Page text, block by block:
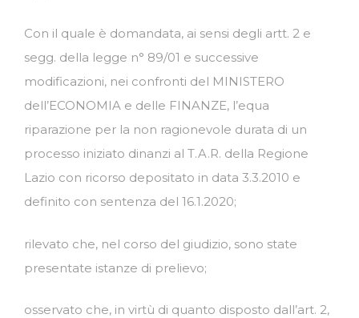
Con il quale è domandata, ai sensi degli artt. 2 e
segg. della legge n° 89/01 e successive
modificazioni, nei confronti del MINISTERO
dell’ECONOMIA e delle FINANZE, l’equa
riparazione per la non ragionevole durata di un
processo iniziato dinanzi al T.A.R. della Regione
Lazio con ricorso depositato in data 3.3.2010 e
definito con sentenza del 16.1.2020;
rilevato che, nel corso del giudizio, sono state
presentate istanze di prelievo;
osservato che, in virtù di quanto disposto dall’art. 2,